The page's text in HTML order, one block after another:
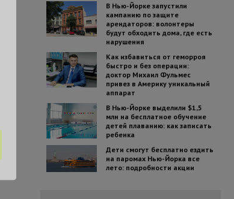
В Нью-Йорке запустили
кампанию по защите
арендаторов: волонтеры
будут обходить дома, где есть
нарушения
Как избавиться от геморроя
быстро и без операции:
доктор Михаил Фульмес
привез в Америку уникальный
аппарат
В Нью-Йорке выделили $1,5
млн на бесплатное обучение
детей плаванию: как записать
ребенка
Дети смогут бесплатно ездить
на паромах Нью-Йорка все
лето: подробности акции